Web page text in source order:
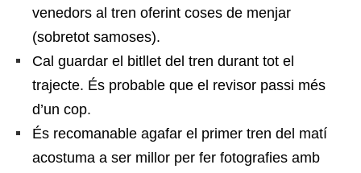
venedors al tren oferint coses de menjar
(sobretot samoses).
Cal guardar el bitllet del tren durant tot el
trajecte. És probable que el revisor passi més
d’un cop.
És recomanable agafar el primer tren del matí
acostuma a ser millor per fer fotografies amb